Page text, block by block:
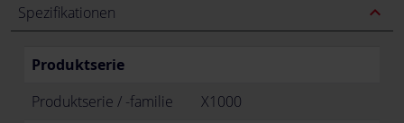
Spezifikationen expand_less
Produktserie
Produktserie / -familie
X1000